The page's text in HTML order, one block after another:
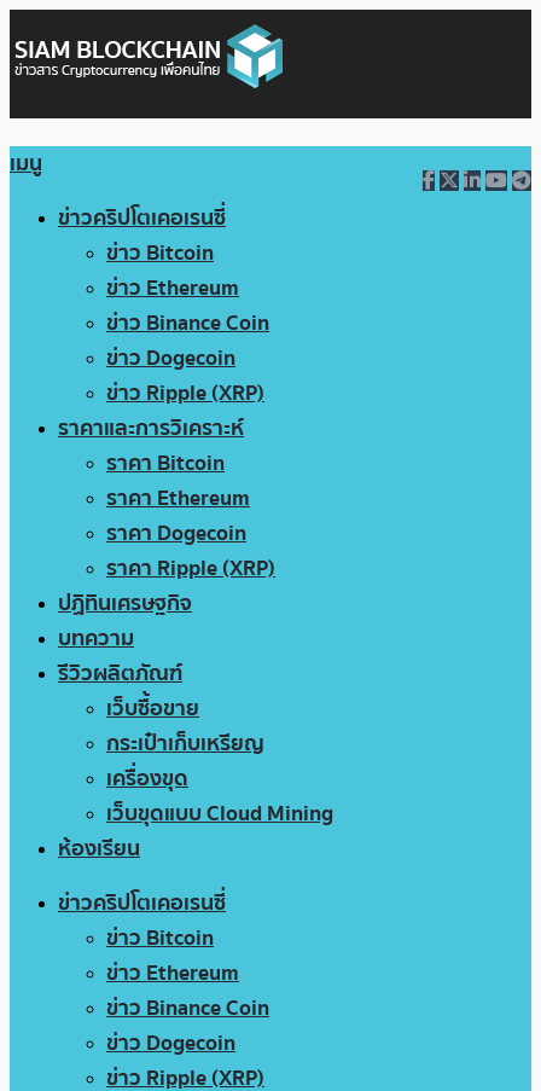
เมนู
ข่าวคริปโตเคอเรนซี่
ข่าว Bitcoin
ข่าว Ethereum
ข่าว Binance Coin
ข่าว Dogecoin
ข่าว Ripple (XRP)
ราคาและการวิเคราะห์
ราคา Bitcoin
ราคา Ethereum
ราคา Dogecoin
ราคา Ripple (XRP)
ปฏิทินเศรษฐกิจ
บทความ
รีวิวผลิตภัณฑ์
เว็บซื้อขาย
กระเป๋าเก็บเหรียญ
เครื่องขุด
เว็บขุดแบบ Cloud Mining
ห้องเรียน
ข่าวคริปโตเคอเรนซี่
ข่าว Bitcoin
ข่าว Ethereum
ข่าว Binance Coin
ข่าว Dogecoin
ข่าว Ripple (XRP)